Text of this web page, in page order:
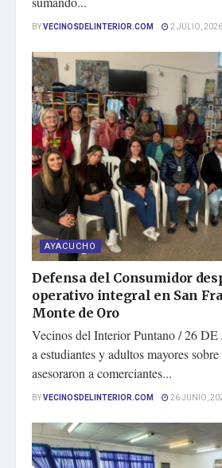
BYVECINOSDELINTERIOR.COM 2 JULIO, 2026
AYACUCHO
Defensa del Consumidor
operativo integral en San
Monte de Oro
Vecinos del Interior Puntano / 26
a estudiantes y adultos mayores
asesoraron a comerciantes...
BYVECINOSDELINTERIOR.COM 26 JUNIO,